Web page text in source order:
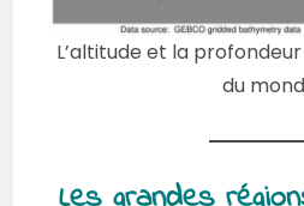
L’altitude et la
du